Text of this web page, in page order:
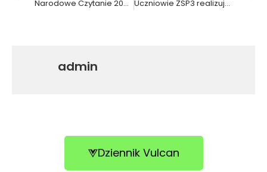
Narodowe Czytanie 2022 w ZSP3 w Krotoszynie Uczniowie ZSP3 realizujący staże zawodowe we Włoszech – Riccione
admin
Dziennik Vulcan